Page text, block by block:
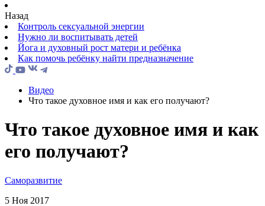
Назад
Контроль сексуальной энергии
Нужно ли воспитывать детей
Йога и духовный рост матери и ребёнка
Как помочь ребёнку найти предназначение
Видео
Что такое духовное имя и как его получают?
Что такое духовное имя и как
его получают?
Саморазвитие
5 Ноя 2017